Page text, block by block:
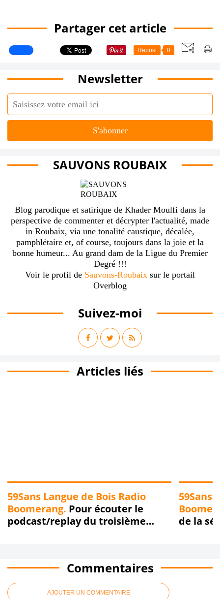
Partager cet article
Repost 0
Newsletter
SAUVONS ROUBAIX
Blog parodique et satirique de Khader Moulfi dans la
perspective de commenter et décrypter l'actualité, made
in Roubaix, via une tonalité caustique, décalée,
pamphlétaire et, of course, toujours dans la joie et la
bonne humeur... Au grand dam de la Ligue du Premier
Degré !!!
Voir le profil de Sauvons-Roubaix sur le portail
Overblog
Suivez-moi
Articles liés
59Sans Langue de Bois Radio
Boomerang. Pour écouter le
podcast/replay du troisième
Boomerang, le 30 avril 2023, c'est
ici qu'ça s'passe !!!
59Sans
de la
Commentaires
AJOUTER UN COMMENTAIRE